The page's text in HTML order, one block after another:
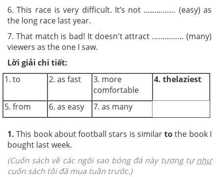
6. This race is very difficult. It’s not …………… (easy) as
the long race last year.
7. That match is bad! It doesn't attract …………… (many)
viewers as the one I saw.
Lời giải chi tiết:
1. to
2. as fast
3. more
comfortable
4. thelaziest
5. from 6. as easy 7. as many
1. This book about football stars is similartothe book I
bought last week.
(Cuốn sách về các ngôi sao bóng đá này tương tựnhư
cuốn sách tôi đã mua tuần trước.)